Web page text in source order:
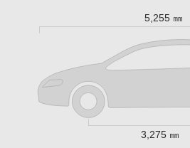
5,255 ㎜
3,275 ㎜